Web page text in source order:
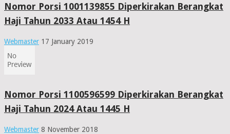
Nomor Porsi 1001139855 Diperkirakan Berangkat
Haji Tahun 2033 Atau 1454 H
Webmaster 17 January 2019
Nomor Porsi 1100596599 Diperkirakan Berangkat
Haji Tahun 2024 Atau 1445 H
Webmaster 8 November 2018